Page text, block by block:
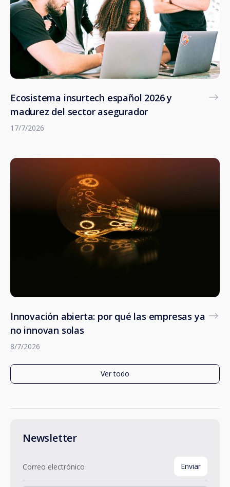
Ecosistema insurtech español 2026 y
madurez del sector asegurador
17/7/2026
Innovación abierta: por qué las empresas ya
no innovan solas
8/7/2026
Ver todo
Newsletter